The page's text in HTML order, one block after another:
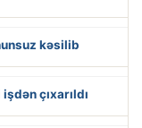
kəsilib
çıxarıldı